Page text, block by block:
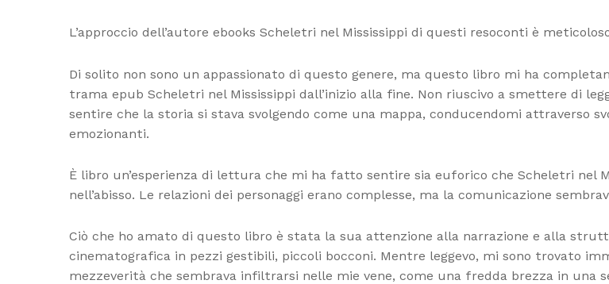
L’approccio dell’autore ebooks Scheletri nel Mississippi di questi resoconti è
Di solito non sono un appassionato di questo genere, ma questo libro mi ha
trama epub Scheletri nel Mississippi dall’inizio alla fine. Non riuscivo a smettere di
sentire che la storia si stava svolgendo come una mappa, conducendomi attraverso
emozionanti.
È libro un’esperienza di lettura che mi ha fatto sentire sia euforico che Scheletri nel
nell’abisso. Le relazioni dei personaggi erano complesse, ma la comunicazione
Ciò che ho amato di questo libro è stata la sua attenzione alla narrazione e alla
cinematografica in pezzi gestibili, piccoli bocconi. Mentre leggevo, mi sono trovato
mezzeverità che sembrava infiltrarsi nelle mie vene, come una fredda brezza in una